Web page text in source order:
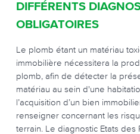
DIFFÉRENTS
OBLIGATOIRES
Le plomb étant un matériau
immobilière nécessitera la
plomb, afin de détecter la
matériau au sein d'une
l’acquisition d’un bien
renseigner concernant les
terrain. Le diagnostic Etats des